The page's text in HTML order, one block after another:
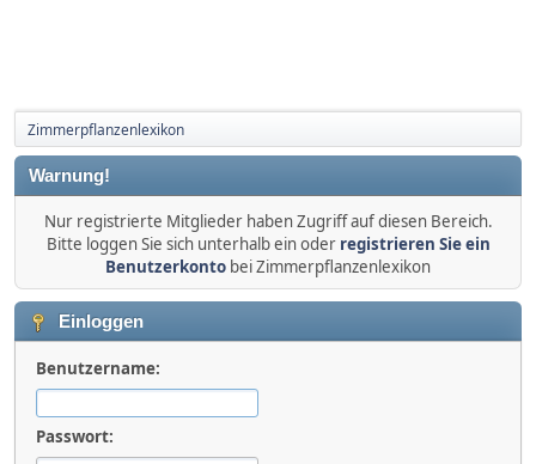
Zimmerpflanzenlexikon
Warnung!
Nur registrierte Mitglieder haben Zugriff auf diesen Bereich.
Bitte loggen Sie sich unterhalb ein oder registrieren Sie ein
Benutzerkonto bei Zimmerpflanzenlexikon
Einloggen
Benutzername:
Passwort: